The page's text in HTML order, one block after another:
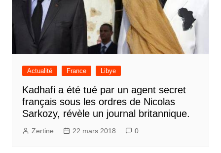
Actualité France Libye
Kadhafi a été tué par un agent secret
français sous les ordres de Nicolas
Sarkozy, révèle un journal britannique.
Zertine 22 mars 2018 0